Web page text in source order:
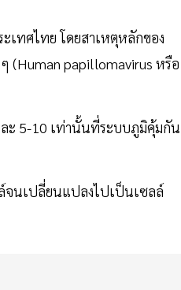
เทศไทย โดยสาเหตุหลักของ
(Human papillomavirus หรือ
ละ 5-10 เท่านั้นที่ระบบภูมิคุ้มกัน
จนเปลี่ยนแปลงไปเป็นเซลล์